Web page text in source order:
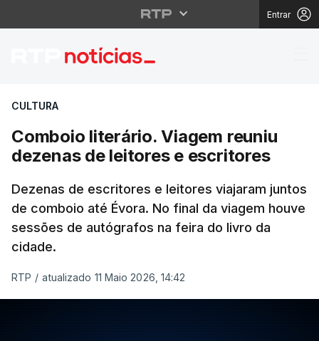
Entrar
Comboio literário.
CULTURA
Comboio literário. Viagem reuniu
dezenas de leitores e escritores
Dezenas de escritores e leitores viajaram juntos
de comboio até Évora. No final da viagem houve
sessões de autógrafos na feira do livro da
cidade.
RTP / atualizado 11 Maio 2026, 14:42